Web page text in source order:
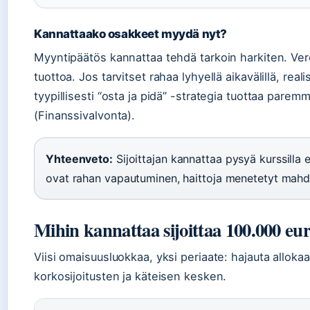
Kannattaako osakkeet myydä nyt?
Myyntipäätös kannattaa tehdä tarkoin harkiten.
tuottoa. Jos tarvitset rahaa lyhyellä aikavälillä,
tyypillisesti “osta ja pidä” -strategia tuottaa
(Finanssivalvonta).
Yhteenveto: Sijoittajan kannattaa pysyä kurssilla
ovat rahan vapautuminen, haittoja menetetyt
Mihin kannattaa sijoittaa 100.000
Viisi omaisuusluokkaa, yksi periaate: hajauta
korkosijoitusten ja käteisen kesken.